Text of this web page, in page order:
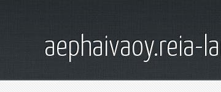
aephaivaoy.reia-